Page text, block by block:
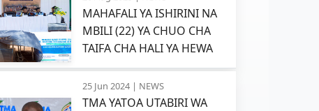
MAHAFALI YA ISHIRINI NA
MBILI (22) YA CHUO CHA
TAIFA CHA HALI YA HEWA
25 Jun 2024 | NEWS
TMA YATOA UTABIRI WA